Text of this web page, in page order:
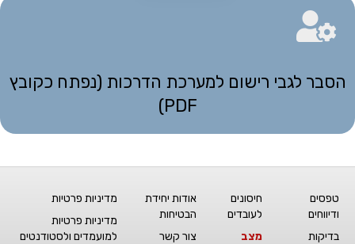
הסבר לגבי רישום למערכת הדרכות (נפתח כקובץ
PDF)
טפסים
ודיווחים
בדיקות
חיסונים
לעובדים
מצב
אודות יחידת
הבטיחות
צור קשר
מדיניות פרטיות
מדיניות פרטיות
למועמדים ולסטודנטים